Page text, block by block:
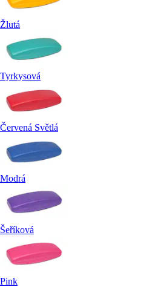
Žlutá
Tyrkysová
Červená Světlá
Modrá
Šeříková
Pink